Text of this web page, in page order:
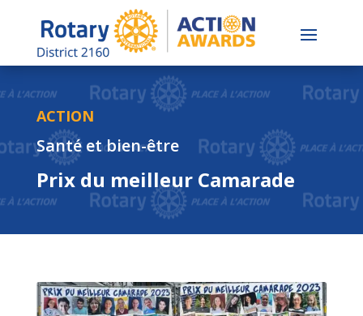
ACTION
Santé et bien-être
Prix du meilleur Camarade